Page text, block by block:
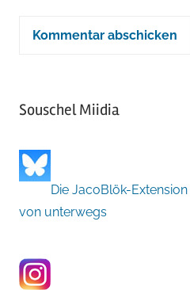
Souschel Miidia
Die JacoBlök-
von unterwegs